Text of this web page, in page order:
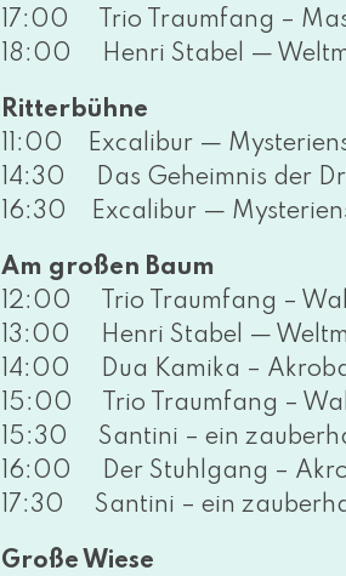
17:00 Trio Traumfang –
18:00 Henri Stabel —
Ritterbühne
11:00 Excalibur —
14:30 Das Geheimnis der
16:30 Excalibur —
Am gro­ßen Baum
12:00 Trio Traumfang –
13:00 Henri Stabel —
14:00 Dua Kamika –
15:00 Trio Traumfang –
15:30 Santini – ein
16:00 Der Stuhlgang –
17:30 Santini – ein
Große Wiese